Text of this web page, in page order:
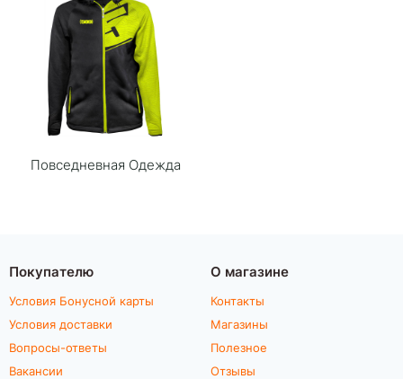
Повседневная Одежда
Покупателю
Условия Бонусной карты
Условия доставки
Вопросы-ответы
Вакансии
О магазине
Контакты
Магазины
Полезное
Отзывы